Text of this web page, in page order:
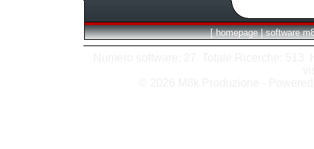
[ homepage | software